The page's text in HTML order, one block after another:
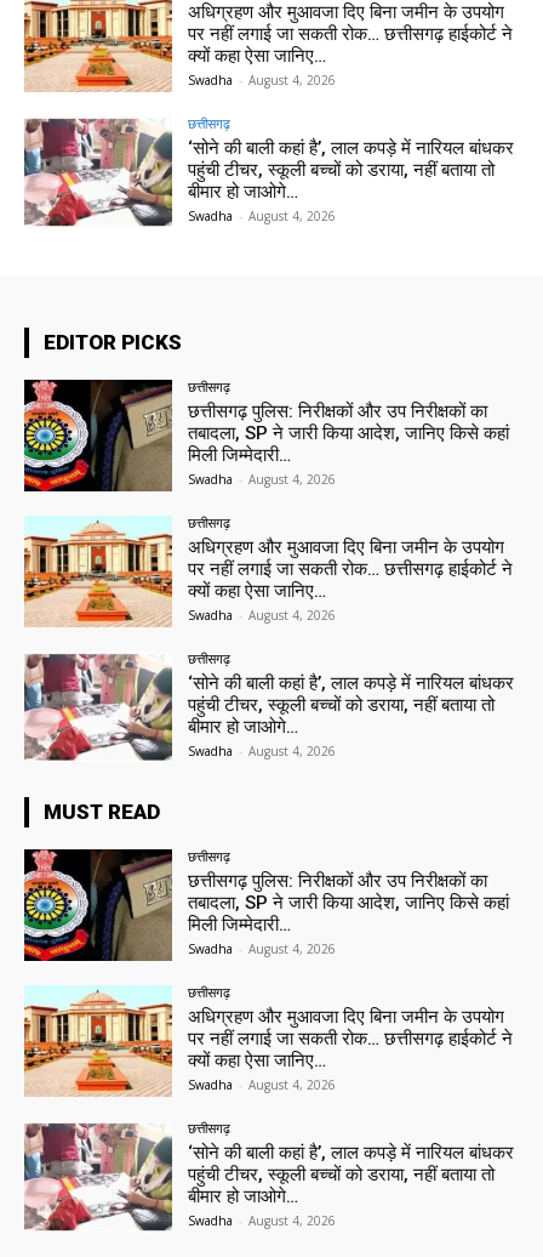
अधिग्रहण और मुआवजा दिए बिना जमीन के उपयोग
पर नहीं लगाई जा सकती रोक… छत्तीसगढ़ हाईकोर्ट ने
क्यों कहा ऐसा जानिए…
Swadha - August 4, 2026
छत्तीसगढ़
‘सोने की बाली कहां है’, लाल कपड़े में नारियल बांधकर
पहुंची टीचर, स्कूली बच्चों को डराया, नहीं बताया तो
बीमार हो जाओगे…
Swadha - August 4, 2026
EDITOR PICKS
छत्तीसगढ़
छत्तीसगढ़ पुलिस: निरीक्षकों और उप निरीक्षकों का
तबादला, SP ने जारी किया आदेश, जानिए किसे कहां
मिली जिम्मेदारी…
Swadha - August 4, 2026
छत्तीसगढ़
अधिग्रहण और मुआवजा दिए बिना जमीन के उपयोग
पर नहीं लगाई जा सकती रोक… छत्तीसगढ़ हाईकोर्ट ने
क्यों कहा ऐसा जानिए…
Swadha - August 4, 2026
छत्तीसगढ़
‘सोने की बाली कहां है’, लाल कपड़े में नारियल बांधकर
पहुंची टीचर, स्कूली बच्चों को डराया, नहीं बताया तो
बीमार हो जाओगे…
Swadha - August 4, 2026
MUST READ
छत्तीसगढ़
छत्तीसगढ़ पुलिस: निरीक्षकों और उप निरीक्षकों का
तबादला, SP ने जारी किया आदेश, जानिए किसे कहां
मिली जिम्मेदारी…
Swadha - August 4, 2026
छत्तीसगढ़
अधिग्रहण और मुआवजा दिए बिना जमीन के उपयोग
पर नहीं लगाई जा सकती रोक… छत्तीसगढ़ हाईकोर्ट ने
क्यों कहा ऐसा जानिए…
Swadha - August 4, 2026
छत्तीसगढ़
‘सोने की बाली कहां है’, लाल कपड़े में नारियल बांधकर
पहुंची टीचर, स्कूली बच्चों को डराया, नहीं बताया तो
बीमार हो जाओगे…
Swadha - August 4, 2026